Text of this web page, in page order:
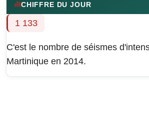
CHIFFRE DU JOUR
1 133
C'est le nombre de séismes
Martinique en 2014.